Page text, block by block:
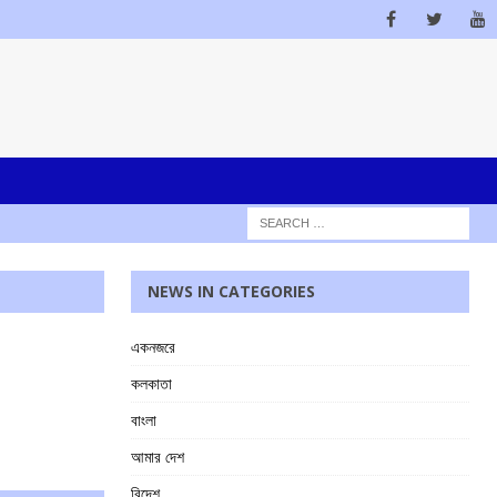
NEWS IN CATEGORIES
একনজরে
কলকাতা
বাংলা
আমার দেশ